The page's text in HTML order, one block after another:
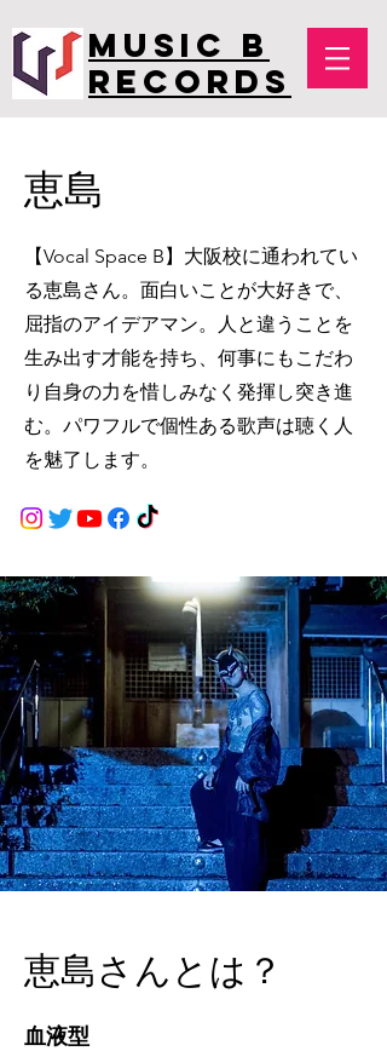
MUSIC B
RECORDS
恵島
【Vocal Space B】大阪校に通われてい
る恵島さん。面白いことが大好きで、
屈指のアイデアマン。人と違うことを
生み出す才能を持ち、何事にもこだわ
り自身の力を惜しみなく発揮し突き進
む。パワフルで個性ある歌声は聴く人
を魅了します。
恵島さんとは？
血液型